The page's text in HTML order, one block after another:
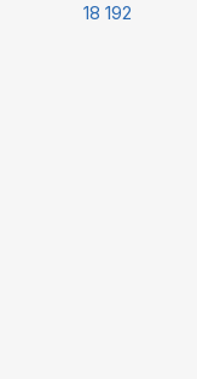
18 192